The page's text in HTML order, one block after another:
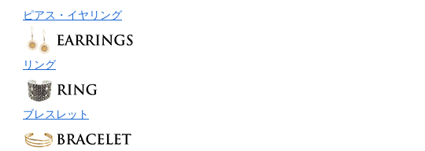
ピアス・イヤリング
リング
ブレスレット